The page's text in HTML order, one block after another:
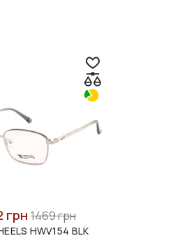
грн1469 грн
HWV154 BLK